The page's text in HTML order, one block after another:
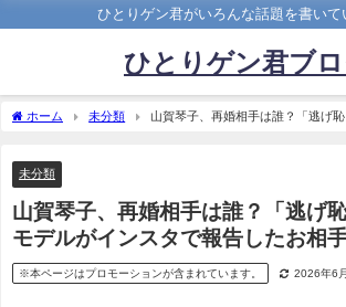
ひとりゲン君がいろんな話題を書いて
ひとりゲン君ブ
ホーム 未分類
山賀琴子、再婚相手は誰？「逃げ
未分類
山賀琴子、再婚相手は誰？「逃げ
モデルがインスタで報告したお相
※本ページはプロモーションが含まれています。 2026年6